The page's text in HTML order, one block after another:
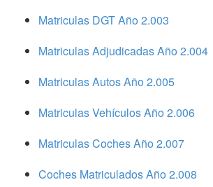
Matriculas DGT Año 2.003
Matriculas Adjudicadas Año 2.004
Matriculas Autos Año 2.005
Matriculas Vehículos Año 2.006
Matriculas Coches Año 2.007
Coches Matriculados Año 2.008